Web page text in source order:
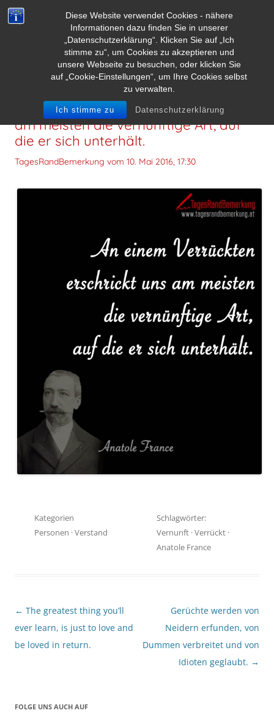
Diese Website verwendet Cookies - nähere
Informationen dazu finden Sie in unserer
„Datenschutzerklärung“. Klicken Sie auf „Ich
stimme zu“, um Cookies zu akzeptieren und
unsere Webseite zu besuchen, oder klicken Sie
auf „Cookie-Einstellungen“, um Ihre Cookies selbst
zu verwalten.
Ich stimme zu Datenschutzerklärung
An einem Verrückten erschrickt uns
am meisten die vernünftige Art, auf
die er sich unterhält.
TagesRandBemerkung vom 10. Mai 2016, 17:30
Kategorien
Personen ·Verstand
Schlagwörter:
Vernunft ·Verrückt ·
Anatole France
Beitragsnavigation
← The greatest thing you’ll
ever learn, is just to love and
be loved in return.
Gerüchte werden von
Neidern erfunden, von
Dummen verbreitet und von
Idioten geglaubt. →
FOLGE UNS AUCH AUF